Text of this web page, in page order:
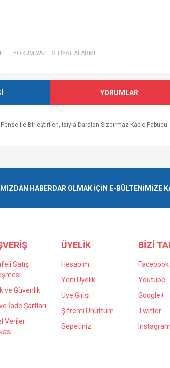
YORUM YAZ FİYAT ALARMI
YORUMLAR
ile Birleştirilen, Isıyla Daralan Sızdırmaz Kablo
veya görüntülenemiyor.
olmalı.
HABERDAR OLMAK İÇİN E-BÜLTENİMİZE
Satış
ve Güvenlik
İade Şartları
Veriler
ÜYELİK
Hesabım
Yeni Üyelik
Üye Girişi
Şifremi Unuttum
Sepetiniz
BİZİ
Facebook
Youtube
Google+
Twitter
Instagram